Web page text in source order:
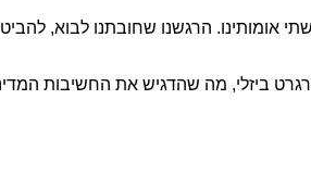
אומותינו. הרגשנו שחובתנו לבוא,
ביזלי, מה שהדגיש את החשיבות